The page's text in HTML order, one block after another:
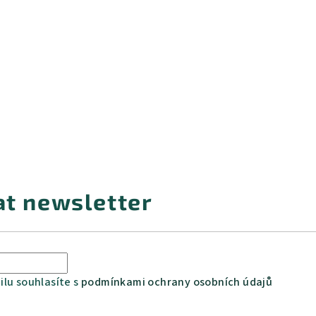
newsletter
souhlasíte s podmínkami ochrany osobních údajů